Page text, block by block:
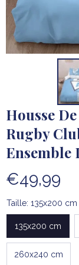
Housse
Rugby
Ensemble
€49,99
Taille: 135x200 cm
135x200 cm
260x240 cm